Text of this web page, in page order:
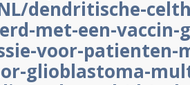
dendritische-
met-een-vaccin-
voor-patienten-
glioblastoma-